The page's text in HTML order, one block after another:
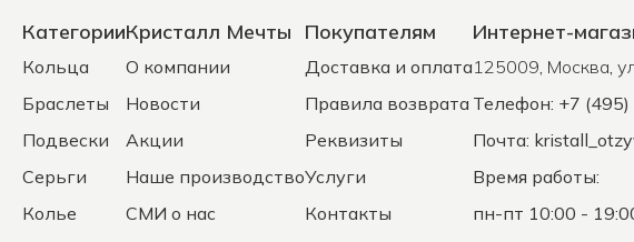
Категории
Кольца
Браслеты
Подвески
Серьги
Колье
Кристалл Мечты
О компании
Новости
Акции
Наше производство
СМИ о нас
Покупателям
Доставка и оплата
Правила возврата
Реквизиты
Услуги
Контакты
Интернет-
125009, Москва,
Телефон: +7
Почта:
Время работы:
пн-пт 10:00 -